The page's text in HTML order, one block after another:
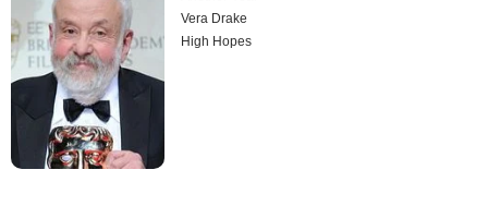
Vera Drake
High Hopes